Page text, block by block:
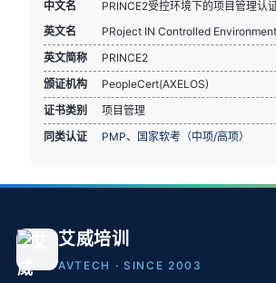
中文名
PRINCE2受控环境下的项目管理认
英文名
PRoject IN Controlled
英文简称
PRINCE2
颁证机构
PeopleCert(AXELOS)
证书类别
项目管理
同类认证
PMP、 国家软考（中项/高项）
艾威培训
AVTECH · SINCE 2003